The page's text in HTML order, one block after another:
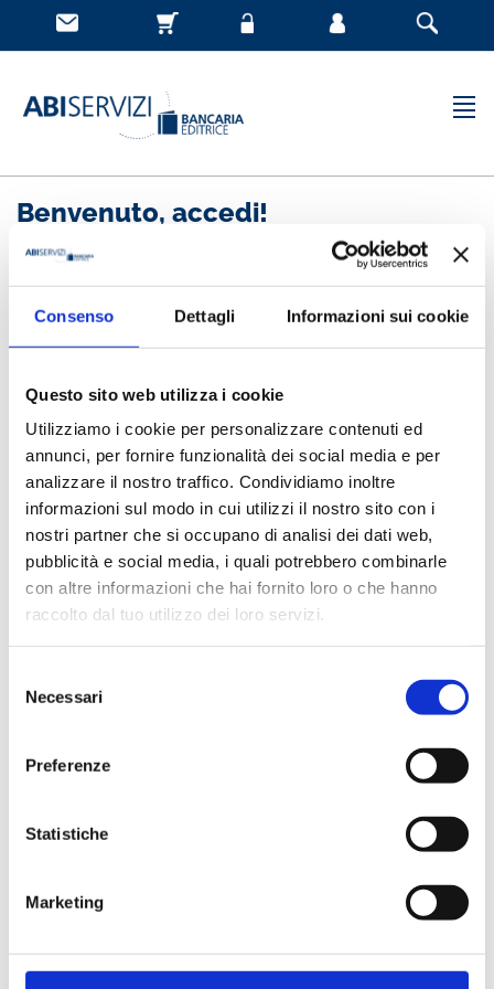
Consenso Dettagli Informazioni sui cookie
Questo sito web utilizza i cookie
Utilizziamo i cookie per personalizzare contenuti ed
annunci, per fornire funzionalità dei social media e per
analizzare il nostro traffico. Condividiamo inoltre
informazioni sul modo in cui utilizzi il nostro sito con i
nostri partner che si occupano di analisi dei dati web,
pubblicità e social media, i quali potrebbero combinarle
con altre informazioni che hai fornito loro o che hanno
raccolto dal tuo utilizzo dei loro servizi.
delNecessari
Preferenze
Statistiche
Marketing
Benvenuto, accedi!
la storia degli acquisti effettuati
Cliente già registrato